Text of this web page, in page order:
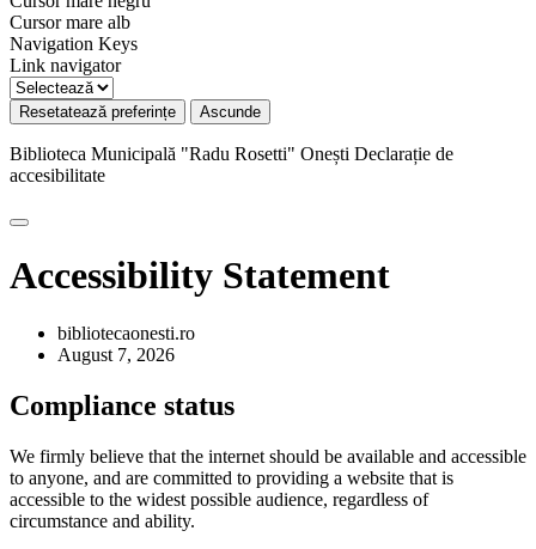
Cursor mare alb
Navigation Keys
Link navigator
Resetatează preferințe Ascunde
Biblioteca Municipală "Radu Rosetti" Onești Declarație de
accesibilitate
Accessibility Statement
bibliotecaonesti.ro
August 7, 2026
Compliance status
We firmly believe that the internet should be available and accessible
to anyone, and are committed to providing a website that is
accessible to the widest possible audience, regardless of
circumstance and ability.